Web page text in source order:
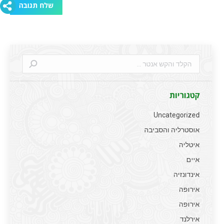
שלח תגובה
Search:
קטגוריות
Uncategorized
אוסטרליה והסביבה
איטליה
איים
אינדונזיה
אירופה
אירופה
אירלנד